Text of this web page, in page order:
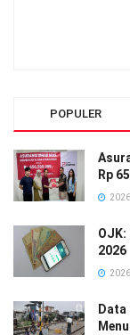
POPULER
Rp
OJK:
2026
Data